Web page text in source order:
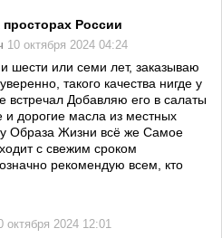
России
10 октября 2024 04:24
шести или семи лет, заказываю
такого качества нигде у
встречал Добавляю его в салаты
дорогие масла из местных
Образа Жизни всё же Самое
с свежим сроком
рекомендую всем, кто
октября 2024 12:01